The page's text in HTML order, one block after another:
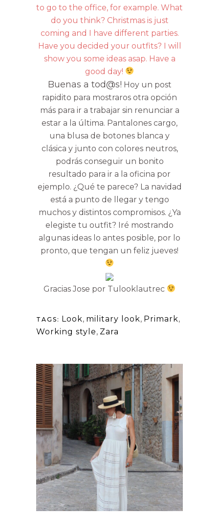
to go to the office, for example. What
do you think? Christmas is just
coming and I have different parties.
Have you decided your outfits? I will
show you some ideas asap. Have a
good day!
Buenas a tod@s! Hoy un post
rapidito para mostraros otra opción
más para ir a trabajar sin renunciar a
estar a la última. Pantalones cargo,
una blusa de botones blanca y
clásica y junto con colores neutros,
podrás conseguir un bonito
resultado para ir a la oficina por
ejemplo. ¿Qué te parece? La navidad
está a punto de llegar y tengo
muchos y distintos compromisos. ¿Ya
elegiste tu outfit? Iré mostrando
algunas ideas lo antes posible, por lo
pronto, que tengan un feliz jueves!
Gracias Jose por Tulooklautrec
TAGS: Look, military look, Primark,
Working style, Zara